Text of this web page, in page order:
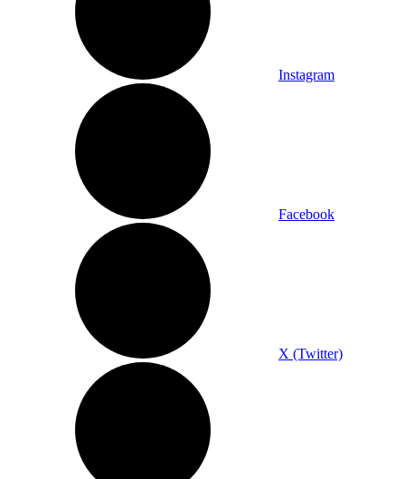
Instagram
Facebook
X (Twitter)